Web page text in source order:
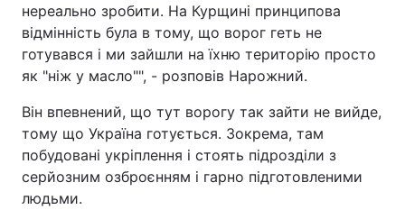
нереально зробити. На Курщині принципова
відмінність була в тому, що ворог геть не
готувався і ми зайшли на їхню територію просто
як "ніж у масло"", - розповів Нарожний.
Він впевнений, що тут ворогу так зайти не вийде,
тому що Україна готується. Зокрема, там
побудовані укріплення і стоять підрозділи з
серйозним озброєнням і гарно підготовленими
людьми.